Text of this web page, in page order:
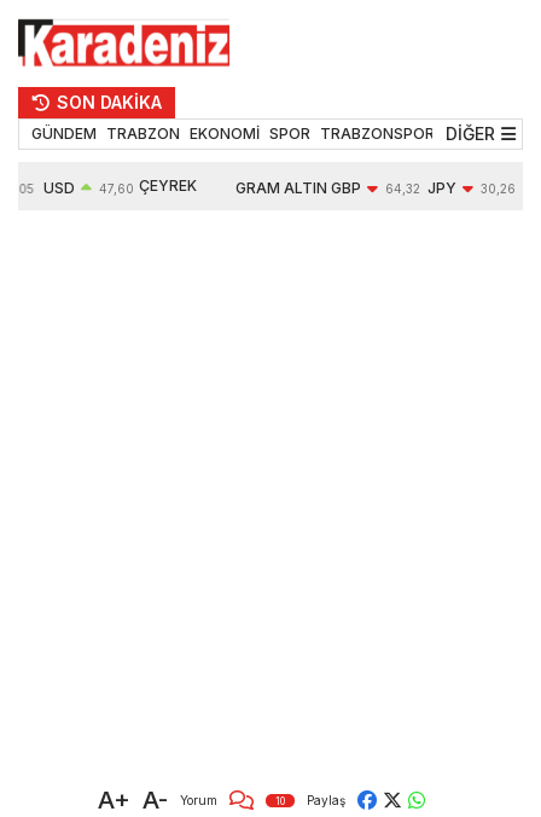
SON DAKİKA
GÜNDEM TRABZON EKONOMİ SPOR TRABZONSPOR TEKNOLOJİ
DİĞER
USD 47,60 ÇEYREK GRAM ALTIN GBP 64,32 JPY 30,26
A+ A- Yorum 10 Paylaş